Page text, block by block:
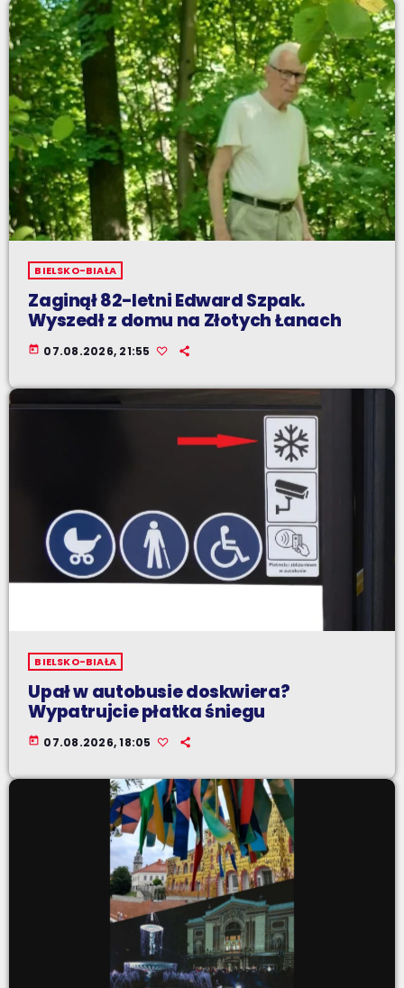
BIELSKO-BIAŁA
Zaginął 82-letni Edward Szpak.
Wyszedł z domu na Złotych Łanach
today 07.08.2026, 21:55
BIELSKO-BIAŁA
Upał w autobusie doskwiera?
Wypatrujcie płatka śniegu
today 07.08.2026, 18:05